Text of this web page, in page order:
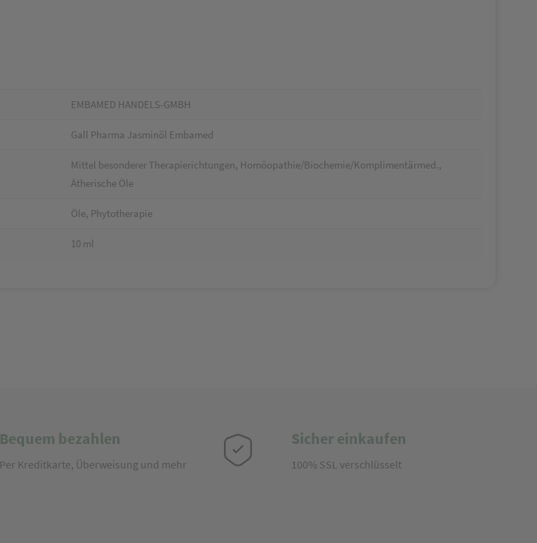
EMBAMED HANDELS-GMBH
Gall Pharma Jasminöl Embamed
Mittel besonderer Therapierichtungen, Homöopathie/Biochemie/Komplimentärmed.,
Ätherische Öle
Öle, Phytotherapie
10 ml
Bequem bezahlen
Per Kreditkarte, Überweisung und mehr
Sicher einkaufen
100% SSL verschlüsselt